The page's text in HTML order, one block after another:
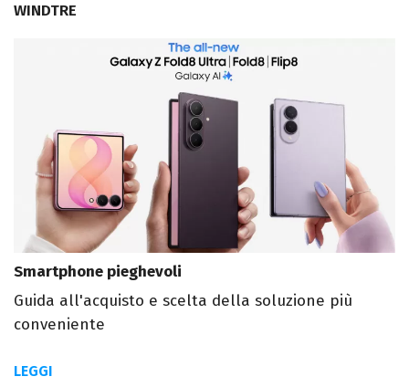
WINDTRE
Smartphone pieghevoli
Guida all'acquisto e scelta della soluzione più
conveniente
LEGGI